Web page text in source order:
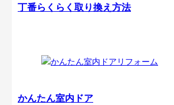
丁番らくらく取り換え方法
かんたん室内ドア